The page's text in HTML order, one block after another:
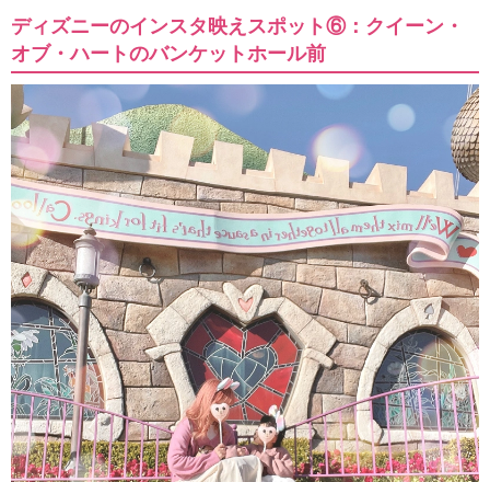
ディズニーのインスタ映えスポット⑥：クイーン・
オブ・ハートのバンケットホール前